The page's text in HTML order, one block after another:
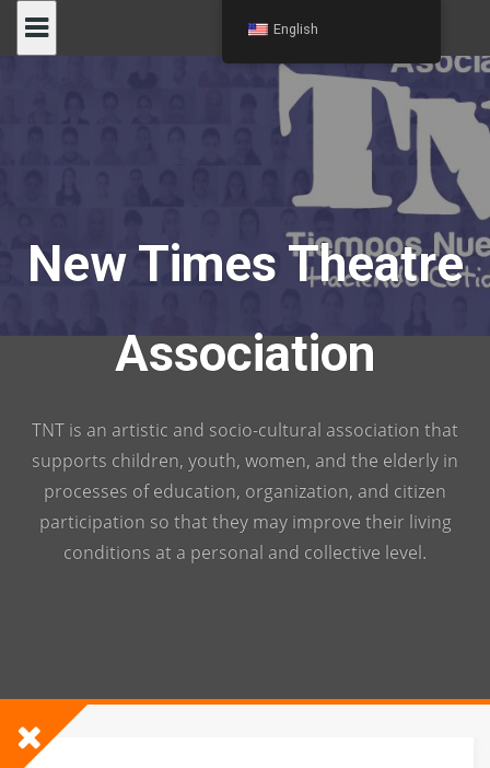
New Times Theatre
Association
TNT is an artistic and socio-cultural association that
supports children, youth, women, and the elderly in
processes of education, organization, and citizen
participation so that they may improve their living
conditions at a personal and collective level.
English